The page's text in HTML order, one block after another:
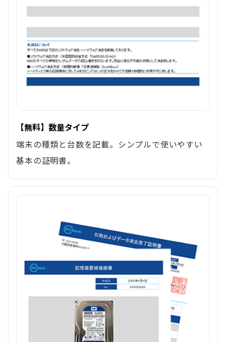
【無料】数量タイプ
端末の種類と台数を記載。シンプルで使いやすい
基本の証明書。